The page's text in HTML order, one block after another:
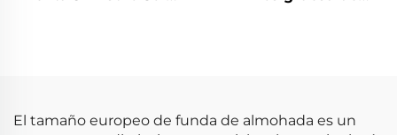
El tamaño europeo de funda de almohada es un